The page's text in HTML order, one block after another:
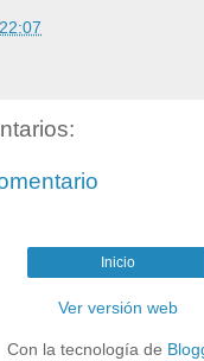
22:07
Inicio
Ver versión web
Con la tecnología de